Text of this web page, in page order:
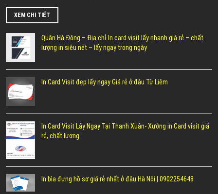
XEM CHI TIẾT
Quận Hà Đông – Địa chỉ In card visit lấy nhanh giá rẻ – chất
lượng in siêu nét – lấy ngay trong ngày
In Card Visit đẹp lấy ngay Giá rẻ ở đâu Từ Liêm
In Card Visit Lấy Ngay Tại Thanh Xuân- Xưởng in Card visit giá
rẻ, chất lượng
In bìa đựng hồ sơ giá rẻ nhất ở đâu Hà Nội | 0902254648